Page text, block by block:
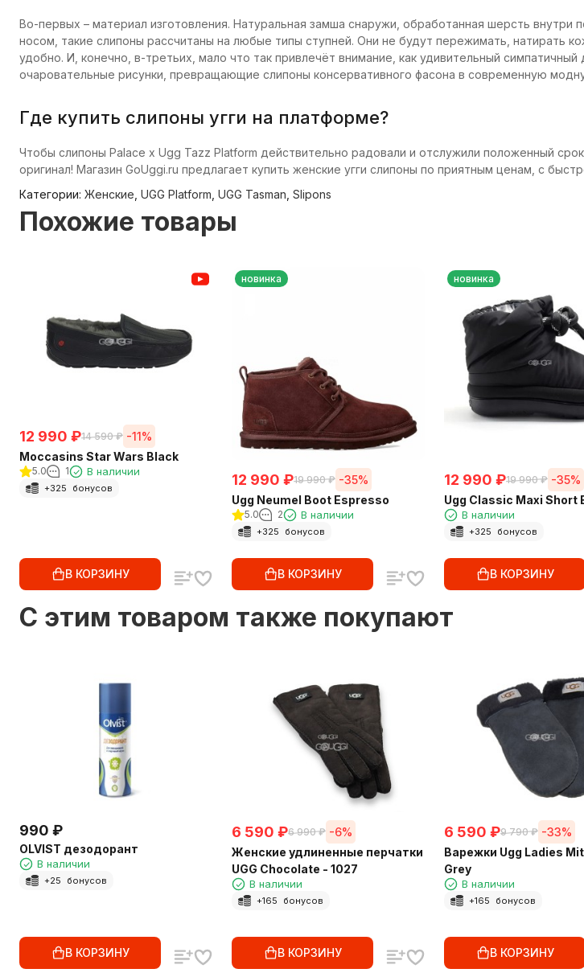
Во-первых – материал изготовления. Натуральная замша снаружи, обработанная шерсть
носом, такие слипоны рассчитаны на любые типы ступней. Они не будут пережимать, натирать
удобно. И, конечно, в-третьих, мало что так привлечёт внимание, как удивительный
очаровательные рисунки, превращающие слипоны консервативного фасона в современную
Где купить слипоны угги на платформе?
Чтобы слипоны Palace x Ugg Tazz Platform действительно радовали и отслужили положенный
оригинал! Магазин GoUggi.ru предлагает купить женские угги слипоны по приятным ценам, с
Категории: Женские UGG Platform UGG Tasman Slipons
Похожие товары
12 990 ₽14 590 ₽ -11%
Moccasins Star Wars Black
5.0 1 В наличии
+325 бонусов
В КОРЗИНУ
новинка
12 990 ₽19 990 ₽ -35%
Ugg Neumel Boot Espresso
5.0 2 В наличии
+325 бонусов
В КОРЗИНУ
новинка
12 990 ₽19 990 ₽ -35%
Ugg Classic Maxi Short
В наличии
+325 бонусов
В КОРЗИНУ
C этим товаром также покупают
990 ₽
OLVIST дезодорант
В наличии
+25 бонусов
В КОРЗИНУ
6 590 ₽6 990 ₽ -6%
Женские удлиненные перчатки
UGG Chocolate - 1027
В наличии
+165 бонусов
В КОРЗИНУ
6 590 ₽9 790 ₽ -33%
Варежки Ugg Ladies
Grey
В наличии
+165 бонусов
В КОРЗИНУ